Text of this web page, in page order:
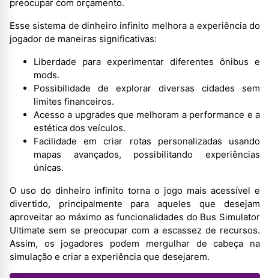
preocupar com orçamento.
Esse sistema de dinheiro infinito melhora a experiência do
jogador de maneiras significativas:
Liberdade para experimentar diferentes ônibus e
mods.
Possibilidade de explorar diversas cidades sem
limites financeiros.
Acesso a upgrades que melhoram a performance e a
estética dos veículos.
Facilidade em criar rotas personalizadas usando
mapas avançados, possibilitando experiências
únicas.
O uso do dinheiro infinito torna o jogo mais acessível e
divertido, principalmente para aqueles que desejam
aproveitar ao máximo as funcionalidades do Bus Simulator
Ultimate sem se preocupar com a escassez de recursos.
Assim, os jogadores podem mergulhar de cabeça na
simulação e criar a experiência que desejarem.